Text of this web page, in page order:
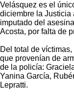
Velásquez es el
diciembre la Justicia
imputado del
Acosta, por falta de
Del total de
que provenían de
de la policía:
Yanina García,
Lepratti.